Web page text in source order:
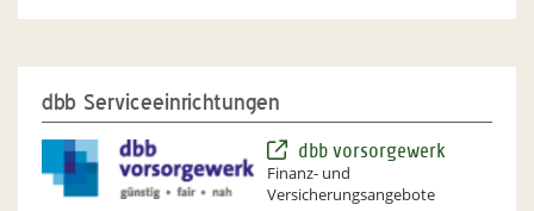
dbb Serviceeinrichtungen
dbb vorsorgewerk
Finanz- und
Versicherungsangebote